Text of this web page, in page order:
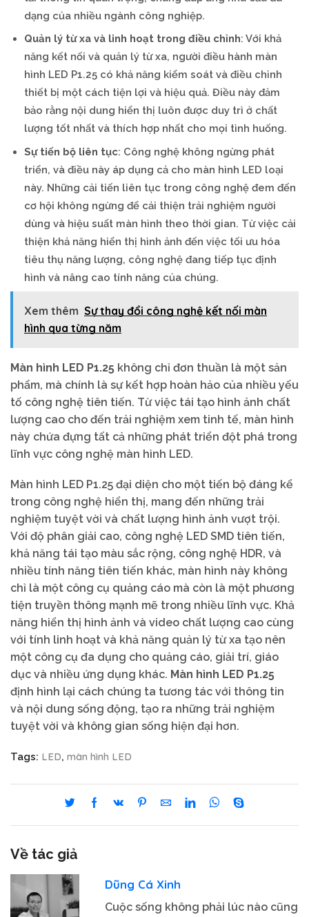
dạng của nhiều ngành công nghiệp.
Quản lý từ xa và linh hoạt trong điều chỉnh: Với khả
năng kết nối và quản lý từ xa, người điều hành màn
hình LED P1.25 có khả năng kiểm soát và điều chỉnh
thiết bị một cách tiện lợi và hiệu quả. Điều này đảm
bảo rằng nội dung hiển thị luôn được duy trì ở chất
lượng tốt nhất và thích hợp nhất cho mọi tình huống.
Sự tiến bộ liên tục: Công nghệ không ngừng phát
triển, và điều này áp dụng cả cho màn hình LED loại
này. Những cải tiến liên tục trong công nghệ đem đến
cơ hội không ngừng để cải thiện trải nghiệm người
dùng và hiệu suất màn hình theo thời gian. Từ việc cải
thiện khả năng hiển thị hình ảnh đến việc tối ưu hóa
tiêu thụ năng lượng, công nghệ đang tiếp tục định
hình và nâng cao tính năng của chúng.
Xem thêm Sự thay đổi công nghệ kết nối màn
hình qua từng năm
Màn hình LED P1.25 không chỉ đơn thuần là một sản
phẩm, mà chính là sự kết hợp hoàn hảo của nhiều yếu
tố công nghệ tiên tiến. Từ việc tái tạo hình ảnh chất
lượng cao cho đến trải nghiệm xem tinh tế, màn hình
này chứa đựng tất cả những phát triển đột phá trong
lĩnh vực công nghệ màn hình LED.
Màn hình LED P1.25 đại diện cho một tiến bộ đáng kể
trong công nghệ hiển thị, mang đến những trải
nghiệm tuyệt vời và chất lượng hình ảnh vượt trội.
Với độ phân giải cao, công nghệ LED SMD tiên tiến,
khả năng tái tạo màu sắc rộng, công nghệ HDR, và
nhiều tính năng tiên tiến khác, màn hình này không
chỉ là một công cụ quảng cáo mà còn là một phương
tiện truyền thông mạnh mẽ trong nhiều lĩnh vực. Khả
năng hiển thị hình ảnh và video chất lượng cao cùng
với tính linh hoạt và khả năng quản lý từ xa tạo nên
một công cụ đa dụng cho quảng cáo, giải trí, giáo
dục và nhiều ứng dụng khác. Màn hình LED P1.25
định hình lại cách chúng ta tương tác với thông tin
và nội dung sống động, tạo ra những trải nghiệm
tuyệt vời và không gian sống hiện đại hơn.
Tags: LED, màn hình LED
Về tác giả
Dũng Cá Xinh
Cuộc sống không phải lúc nào cũng